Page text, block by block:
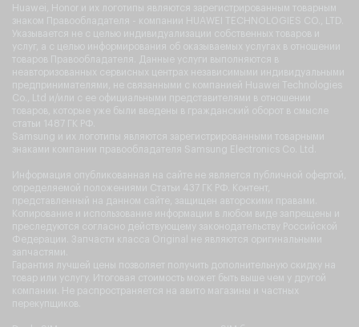
Huawei, Honor и их логотипы являются зарегистрированным товарным
знаком Правообладателя - компании HUAWEI TECHNOLOGIES CO., LTD.
Указывается не с целью индивидуализации собственных товаров и
услуг, а с целью информирования об оказываемых услугах в отношении
товаров Правообладателя. Данные услуги выполняются в
неавторизованных сервисных центрах независимыми индивидуальными
предпринимателями, не связанными с компанией Huawei Technologies
Co., Ltd и/или с ее официальными представителями в отношении
товаров, которые уже были введены в гражданский оборот в смысле
статьи 1487 ГК РФ.
Samsung и их логотипы являются зарегистрированными товарными
знаками компании правообладателя Samsung Electronics Co. Ltd.
Информация опубликованная на сайте не является публичной офертой,
определяемой положениями Статьи 437 ГК РФ. Контент,
представленный на данном сайте, защищен авторскими правами.
Копирование и использование информации в любом виде запрещены и
преследуются согласно действующему законодательству Российской
Федерации. Запчасти класса Original не являются оригинальными
запчастями.
Гарантия лучшей цены позволяет получить дополнительную скидку на
товар или услугу. Итоговая стоимость может быть выше чем у другой
компании. Не распространяется на авито магазины и частных
перекупщиков.